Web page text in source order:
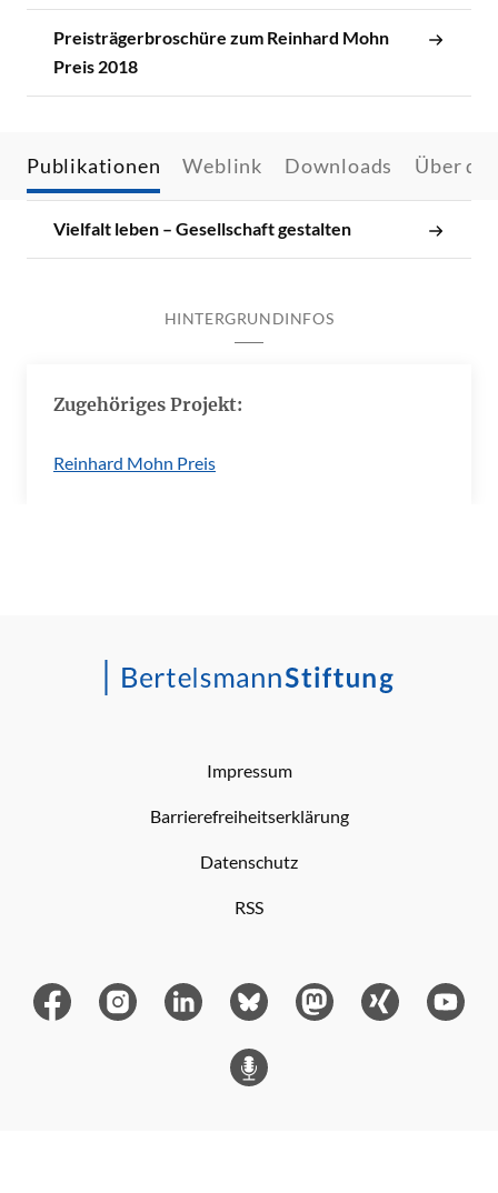
Preisträgerbroschüre zum Reinhard Mohn
Preis 2018
Publikationen Weblink Downloads Über
Vielfalt leben – Gesellschaft gestalten
HINTERGRUNDINFOS
Zugehöriges Projekt:
Reinhard Mohn Preis
Impressum
Barrierefreiheitserklärung
Datenschutz
RSS